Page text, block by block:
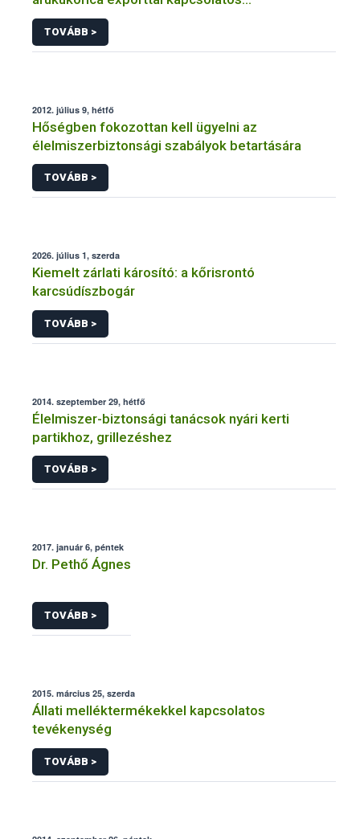
kötelezettségekről
TOVÁBB >
2012. július 9, hétfő
Hőségben fokozottan kell ügyelni az
élelmiszerbiztonsági szabályok betartására
TOVÁBB >
2026. július 1, szerda
Kiemelt zárlati károsító: a kőrisrontó
karcsúdíszbogár
TOVÁBB >
2014. szeptember 29, hétfő
Élelmiszer-biztonsági tanácsok nyári kerti
partikhoz, grillezéshez
TOVÁBB >
2017. január 6, péntek
Dr. Pethő Ágnes
TOVÁBB >
2015. március 25, szerda
Állati melléktermékekkel kapcsolatos
tevékenység
TOVÁBB >